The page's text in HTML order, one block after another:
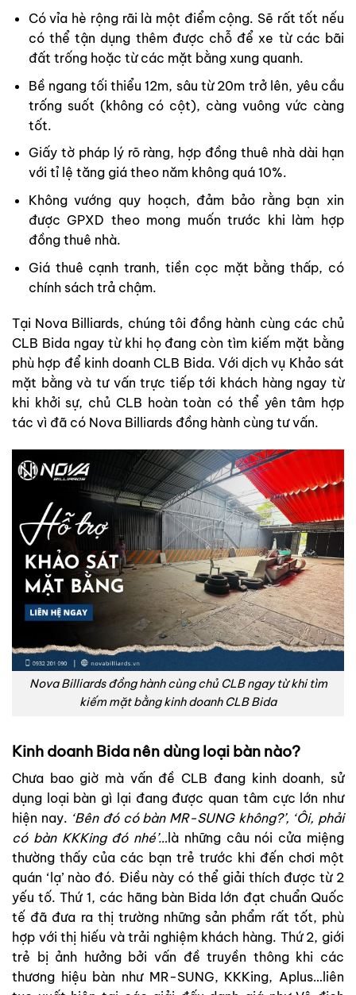
Có vỉa hè rộng rãi là một điểm cộng. Sẽ rất tốt nếu
có thể tận dụng thêm được chỗ để xe từ các bãi
đất trống hoặc từ các mặt bằng xung quanh.
Bề ngang tối thiểu 12m, sâu từ 20m trở lên, yêu cầu
trống suốt (không có cột), càng vuông vức càng
tốt.
Giấy tờ pháp lý rõ ràng, hợp đồng thuê nhà dài hạn
với tỉ lệ tăng giá theo năm không quá 10%.
Không vướng quy hoạch, đảm bảo rằng bạn xin
được GPXD theo mong muốn trước khi làm hợp
đồng thuê nhà.
Giá thuê cạnh tranh, tiền cọc mặt bằng thấp, có
chính sách trả chậm.
Tại Nova Billiards, chúng tôi đồng hành cùng các chủ
CLB Bida ngay từ khi họ đang còn tìm kiếm mặt bằng
phù hợp để kinh doanh CLB Bida. Với dịch vụ Khảo sát
mặt bằng và tư vấn trực tiếp tới khách hàng ngay từ
khi khởi sự, chủ CLB hoàn toàn có thể yên tâm hợp
tác vì đã có Nova Billiards đồng hành cùng tư vấn.
Nova Billiards đồng hành cùng chủ CLB ngay từ khi tìm
kiếm mặt bằng kinh doanh CLB Bida
Kinh doanh Bida nên dùng loại bàn nào?
Chưa bao giờ mà vấn đề CLB đang kinh doanh, sử
dụng loại bàn gì lại đang được quan tâm cực lớn như
hiện nay. ‘Bên đó có bàn MR-SUNG không?’, ‘Ôi, phải
có bàn KKKing đó nhé’…là những câu nói cửa miệng
thường thấy của các bạn trẻ trước khi đến chơi một
quán ‘lạ’ nào đó. Điều này có thể giải thích được từ 2
yếu tố. Thứ 1, các hãng bàn Bida lớn đạt chuẩn Quốc
tế đã đưa ra thị trường những sản phẩm rất tốt, phù
hợp với thị hiếu và trải nghiệm khách hàng. Thứ 2, giới
trẻ bị ảnh hưởng bởi vấn đề truyền thông khi các
thương hiệu bàn như MR-SUNG, KKKing, Aplus…liên